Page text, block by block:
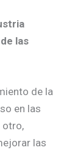
las
de la
en las
otro,
las